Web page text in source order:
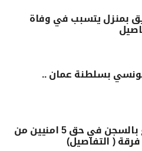
بمنزل يتسبب في وفاة
بسلطنة عمان ..
ابطاقة ايداع بالسجن في حق 5 امنيين من
( التفاصيل)